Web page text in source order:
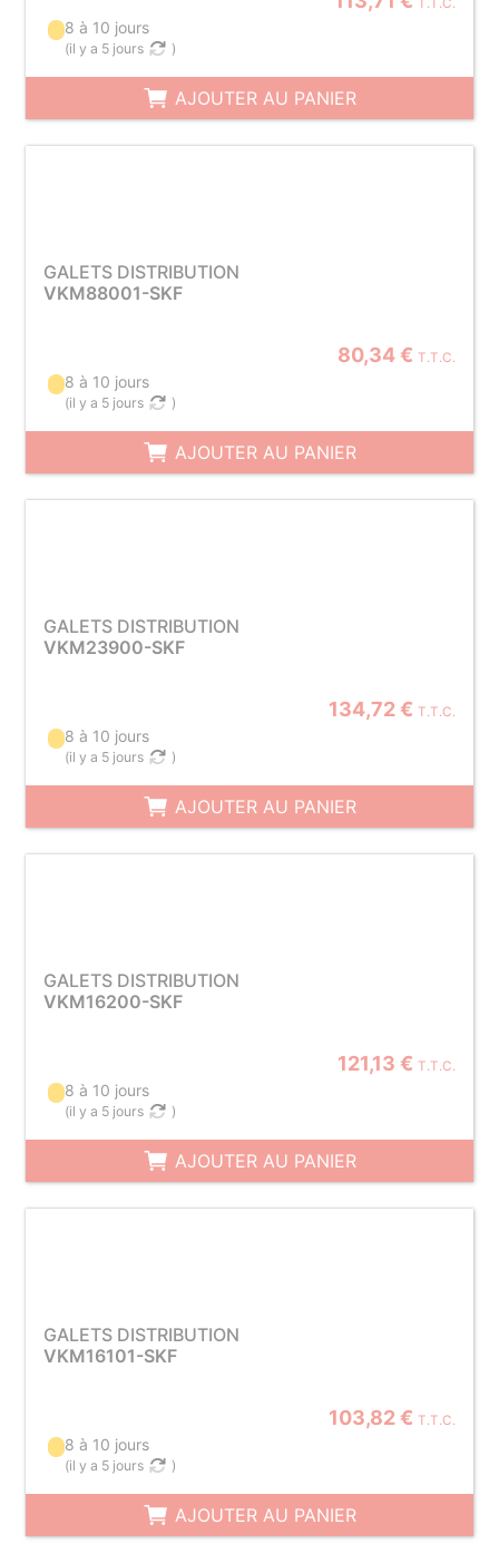
T.T.C.
8 à 10 jours
(il y a 5 jours )
AJOUTER AU PANIER
GALETS DISTRIBUTION
VKM88001-SKF
80,34 € T.T.C.
8 à 10 jours
(il y a 5 jours )
AJOUTER AU PANIER
GALETS DISTRIBUTION
VKM23900-SKF
134,72 € T.T.C.
8 à 10 jours
(il y a 5 jours )
AJOUTER AU PANIER
GALETS DISTRIBUTION
VKM16200-SKF
121,13 € T.T.C.
8 à 10 jours
(il y a 5 jours )
AJOUTER AU PANIER
GALETS DISTRIBUTION
VKM16101-SKF
103,82 € T.T.C.
8 à 10 jours
(il y a 5 jours )
AJOUTER AU PANIER